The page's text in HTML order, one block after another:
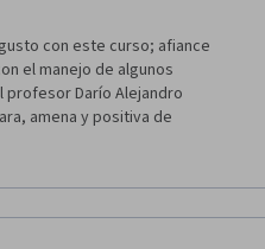
con este curso; afiance
el manejo de algunos
profesor Darío Alejandro
amena y positiva de